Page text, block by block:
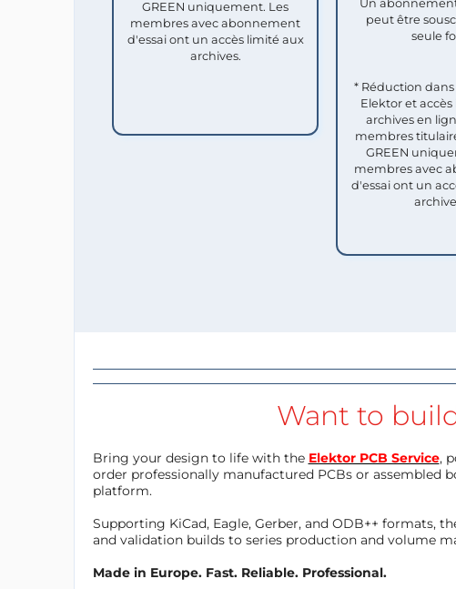
GREEN uniquement. Les
membres avec abonnement
d'essai ont un accès limité aux
archives.
Un
peut être
seule
* Réduction
Elektor et
archives en
membres
GREEN
membres avec
d'essai ont un
Want to
Bring your design to life with the Elektor PCB Service,
order professionally manufactured PCBs or assembled
platform.
Supporting KiCad, Eagle, Gerber, and ODB++ formats,
and validation builds to series production and volume
Made in Europe. Fast. Reliable. Professional.